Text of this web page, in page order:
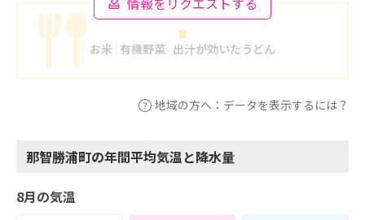
食
お米 有機野菜 出汁が効いたうどん
地域の方へ：データを表示するには？
那智勝浦町の年間平均気温と降水量
8月の気温